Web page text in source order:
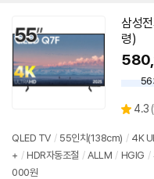
삼성
령)
별
점
4.3 (
QLED TV / 55인치 (138cm) / 4K
+ / HDR자동조절 / ALLM / HGIG /
000원